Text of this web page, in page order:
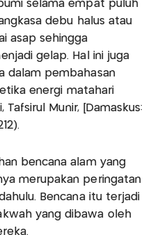
selama empat puluh
debu halus atau
asap sehingga
gelap. Hal ini juga
dalam pembahasan
energi matahari
Tafsirul Munir, [Damaskus:
bencana alam yang
merupakan peringatan
Bencana itu terjadi
yang dibawa oleh